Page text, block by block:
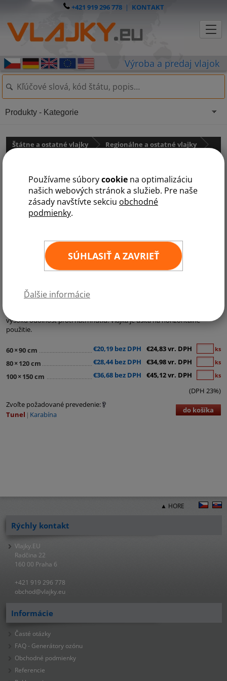
Používame súborycookie na optimalizáciu
našich webových stránok a služieb. Pre naše
zásady navštívte sekciu obchodné
podmienky.
SÚHLASIŤ A ZAVRIEŤ
Ďalšie informácie
+421 919 296 778| KONTAKT
Štátne a ostatné vlajky
Regionálne a ostatné vlajky
Historická vlajka Bielorusko
Ostatné vlajky
Historická vlajka Bielorusko je vyrobená z materiálu Easyflag. Tento
vysokú odolnosť proti natrhnutiu. Vlajka je ušitá na horizontálne
použitie.
60×90 cm €20,19 bez DPH €24,83 vr. DPH ks
80× 120 cm €28,44 bez DPH €34,98 vr. DPH ks
100× 150 cm €36,68 bez DPH €45,12 vr. DPH ks
(DPH 23%)
Zvoľte požadované prevedenie:
Tunel
Karabína do košíka
Produkty - Kategorie
▲ HORE
Rýchly kontakt
Vlajky.EU
Radčina 22
160 00 Praha 6
+421 919 296 778
obchod@vlajky.eu
Informácie
Časté otázky
FAQ - Generátory ozónu
Obchodné podmienky
Referencie